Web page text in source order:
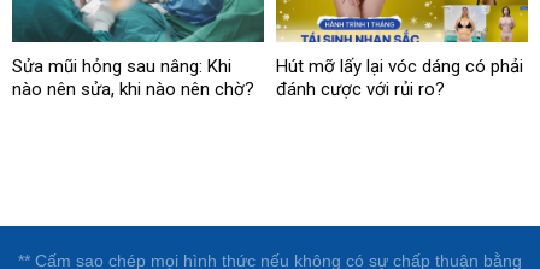
Sửa mũi hỏng sau nâng: Khi
nào nên sửa, khi nào nên chờ?
Hút mỡ lấy lại vóc dáng có phải
đánh cược với rủi ro?
** Cấm sao chép mọi hình thức nếu không có sự chấp thuận bằng